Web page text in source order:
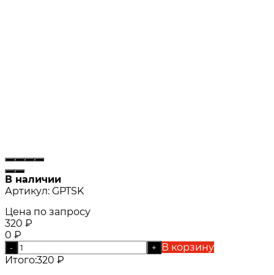
В наличии
Артикул: GPTSK
Цена по запросу
320 ₽
0 ₽
- +
В корзину
Итого:320 ₽